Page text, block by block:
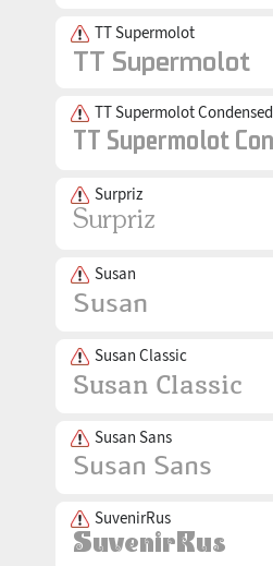
TT Supermolot
TT Supermolot Condensed
Surpriz
Susan
Susan Classic
Susan Sans
SuvenirRus